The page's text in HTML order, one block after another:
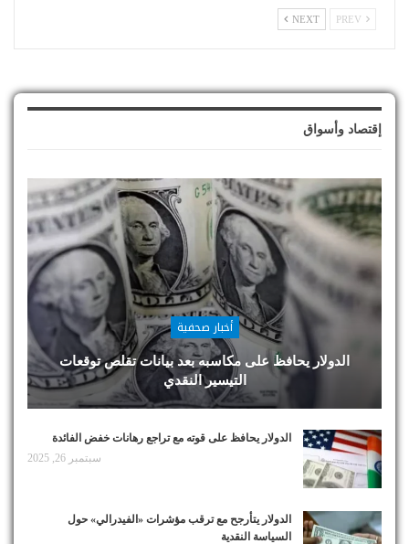
NEXT
إقتصاد وأسواق
أخبار صحفية
الدولار يحافظ على مكاسبه بعد بيانات تقلص توقعات
التيسير النقدي
الدولار يحافظ على قوته مع تراجع رهانات خفض الفائدة
سبتمبر 26, 2025
الدولار يتأرجح مع ترقب مؤشرات «الفيدرالي» حول
السياسة النقدية